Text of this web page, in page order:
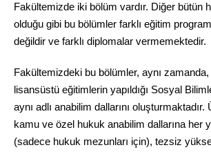
Fakültemizde iki bölüm vardır. Diğer bütün
olduğu gibi bu bölümler farklı eğitim
değildir ve farklı diplomalar vermemektedir.
Fakültemizdeki bu bölümler, aynı
lisansüstü eğitimlerin yapıldığı Sosyal
aynı adlı anabilim dallarını
kamu ve özel hukuk anabilim dallarına her
(sadece hukuk mezunları için), tezsiz